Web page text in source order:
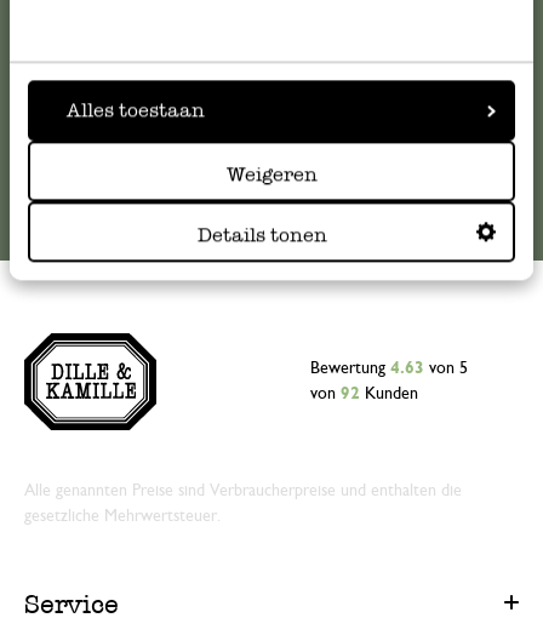
Alles toestaan
Weigeren
Details tonen
kundenservice@dille-kamille.at
Bewertung 4.63 von 5
von 92 Kunden
Alle genannten Preise sind Verbraucherpreise und enthalten die
gesetzliche Mehrwertsteuer.
Service